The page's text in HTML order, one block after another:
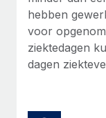
hebben
voor
ziektedagen
dagen